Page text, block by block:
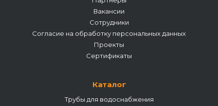
Вакансии
Сотрудники
Согласие на обработку персональных данных
Проекты
Сертификаты
Каталог
Трубы для водоснабжения